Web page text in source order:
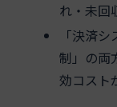
れ・未回
「決済
制」の両
効コスト